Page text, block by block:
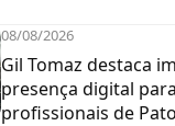
08/08/2026
Gil Tomaz destaca
presença digital
profissionais de